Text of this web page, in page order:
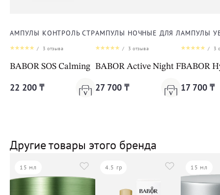
АМПУЛЫ КОНТРОЛЬ СТРЕССА ДЛЯ ЛИЦА, ШЕИ И ДЕКОЛЬТЕ
/ 3 отзыва
BABOR SOS Calming
22 200 ₸
АМПУЛЫ НОЧНЫЕ ДЛЯ ЛИЦА, ШЕИ
/ 3 отзыва
BABOR Active Night Fluid
27 700 ₸
АМПУЛЫ
/ 3
BABOR
17 700 ₸
Другие товары этого бренда
15 мл 4.5 гр 15 мл